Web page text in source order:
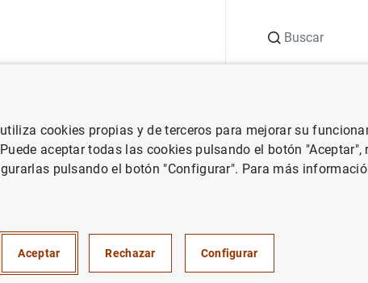
Europeo Notas de prensa del Banco Central Europeo
de 2008.
cookies propias y de terceros para mejorar su
aceptar todas las cookies pulsando el botón
pulsando el botón "Configurar". Para más
Aceptar Rechazar Configurar